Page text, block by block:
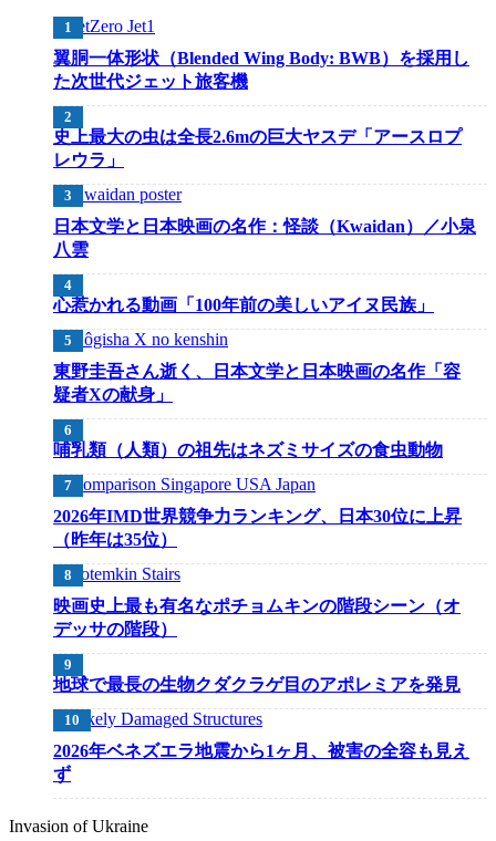
翼胴一体形状（Blended Wing Body: BWB）を採用し
た次世代ジェット旅客機
史上最大の虫は全長2.6mの巨大ヤスデ「アースロプ
レウラ」
日本文学と日本映画の名作：怪談（Kwaidan）／小泉
八雲
心惹かれる動画「100年前の美しいアイヌ民族」
東野圭吾さん逝く、日本文学と日本映画の名作「容
疑者Xの献身」
哺乳類（人類）の祖先はネズミサイズの食虫動物
2026年IMD世界競争力ランキング、日本30位に上昇
（昨年は35位）
映画史上最も有名なポチョムキンの階段シーン（オ
デッサの階段）
地球で最長の生物クダクラゲ目のアポレミアを発見
2026年ベネズエラ地震から1ヶ月、被害の全容も見え
ず
Invasion of Ukraine